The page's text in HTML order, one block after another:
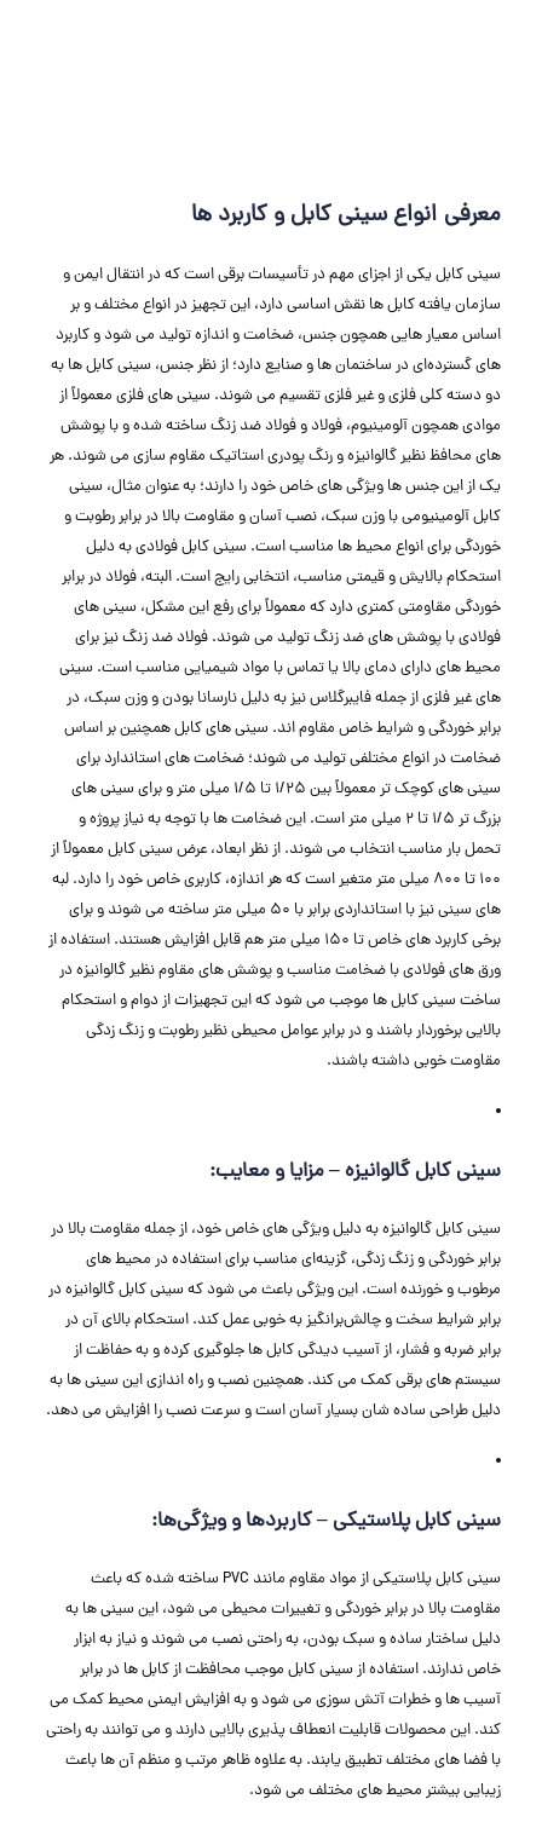
معرفی انواع سینی کابل و کاربرد ها
سینی کابل یکی از اجزای مهم در تأسیسات برقی است که در انتقال ایمن و
سازمان ‌یافته کابل‌ ها نقش اساسی دارد، این تجهیز در انواع مختلف و بر
اساس معیار هایی همچون جنس، ضخامت و اندازه تولید می‌ شود و کاربرد
های گسترده‌ای در ساختمان ‌ها و صنایع دارد؛ از نظر جنس، سینی کابل ‌ها به
دو دسته کلی فلزی و غیر فلزی تقسیم می ‌شوند. سینی ‌های فلزی معمولاً از
موادی همچون آلومینیوم، فولاد و فولاد ضد زنگ ساخته شده و با پوشش
‌های محافظ نظیر گالوانیزه و رنگ پودری استاتیک مقاوم ‌سازی می ‌شوند. هر
یک از این جنس ‌ها ویژگی ‌های خاص خود را دارند؛ به عنوان مثال، سینی
کابل آلومینیومی با وزن سبک، نصب آسان و مقاومت بالا در برابر رطوبت و
خوردگی برای انواع محیط ‌ها مناسب است. سینی کابل فولادی به دلیل
استحکام بالایش و قیمتی مناسب، انتخابی رایج است. البته، فولاد در برابر
خوردگی مقاومتی کمتری دارد که معمولاً برای رفع این مشکل، سینی‌ های
فولادی با پوشش‌ های ضد زنگ تولید می‌ شوند. فولاد ضد زنگ نیز برای
محیط ‌های دارای دمای بالا یا تماس با مواد شیمیایی مناسب است. سینی
‌های غیر فلزی از جمله فایبرگلاس نیز به دلیل نارسانا بودن و وزن سبک، در
برابر خوردگی و شرایط خاص مقاوم ‌اند. سینی ‌های کابل همچنین بر اساس
ضخامت در انواع مختلفی تولید می‌ شوند؛ ضخامت ‌های استاندارد برای
سینی‌ های کوچک ‌تر معمولاً بین 1/25 تا 1/5 میلی ‌متر و برای سینی ‌های
بزرگ ‌تر 1/5 تا 2 میلی ‌متر است. این ضخامت‌ ها با توجه به نیاز پروژه و
تحمل بار مناسب انتخاب می ‌شوند. از نظر ابعاد، عرض سینی کابل معمولاً از
100 تا 800 میلی ‌متر متغیر است که هر اندازه، کاربری خاص خود را دارد. لبه‌
های سینی نیز با استانداردی برابر با 50 میلی ‌متر ساخته می‌ شوند و برای
برخی کاربرد های خاص تا 150 میلی‌ متر هم قابل افزایش هستند. استفاده از
ورق‌ های فولادی با ضخامت مناسب و پوشش ‌های مقاوم نظیر گالوانیزه در
ساخت سینی کابل ‌ها موجب می ‌شود که این تجهیزات از دوام و استحکام
بالایی برخوردار باشند و در برابر عوامل محیطی نظیر رطوبت و زنگ زدگی
مقاومت خوبی داشته باشند.
سینی کابل گالوانیزه – مزایا و معایب:
سینی کابل گالوانیزه به دلیل ویژگی‌ های خاص خود، از جمله مقاومت بالا در
برابر خوردگی و زنگ زدگی، گزینه‌ای مناسب برای استفاده در محیط ‌های
مرطوب و خورنده است. این ویژگی باعث می‌ شود که سینی کابل گالوانیزه در
برابر شرایط سخت و چالش‌برانگیز به‌ خوبی عمل کند. استحکام بالای آن در
برابر ضربه و فشار، از آسیب ‌دیدگی کابل ‌ها جلوگیری کرده و به حفاظت از
سیستم ‌های برقی کمک می ‌کند. همچنین نصب و راه ‌اندازی این سینی ‌ها به
دلیل طراحی ساده ‌شان بسیار آسان است و سرعت نصب را افزایش می‌ دهد.
سینی کابل پلاستیکی – کاربردها و ویژگی‌ها:
سینی کابل پلاستیکی از مواد مقاوم مانند PVC ساخته شده که باعث
مقاومت بالا در برابر خوردگی و تغییرات محیطی می ‌شود، این سینی‌ ها به
دلیل ساختار ساده‌ و سبک بودن، به راحتی نصب می ‌شوند و نیاز به ابزار
خاص ندارند. استفاده از سینی کابل موجب محافظت از کابل ‌ها در برابر
آسیب ‌ها و خطرات آتش‌ سوزی می ‌شود و به افزایش ایمنی محیط کمک می‌
کند. این محصولات قابلیت انعطاف‌ پذیری بالایی دارند و می ‌توانند به راحتی
با فضا های مختلف تطبیق یابند. به علاوه ظاهر مرتب و منظم آن‌ ها باعث
زیبایی بیشتر محیط‌ های مختلف می ‌شود.